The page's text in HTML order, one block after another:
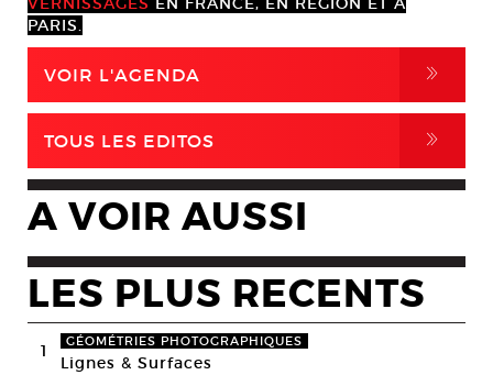
PARIS.
VOIR L'AGENDA ,
TOUS LES EDITOS ,
A VOIR AUSSI
LES PLUS RECENTS
1 GÉOMÉTRIES PHOTOGRAPHIQUES
Lignes & Surfaces